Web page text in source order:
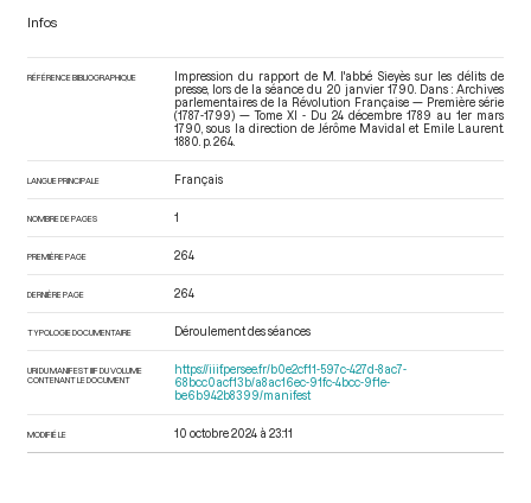
Infos
RÉFÉRENCE BIBLIOGRAPHIQUE
Impression du rapport de M. l'abbé Sieyès sur les délits de
presse, lors de la séance du 20 janvier 1790. Dans : Archives
parlementaires de la Révolution Française — Première série
(1787-1799) — Tome XI - Du 24 décembre 1789 au 1er mars
1790 , sous la direction de Jérôme Mavidal et Emile Laurent.
1880. p. 264.
LANGUE PRINCIPALE Français
NOMBRE DE PAGES 1
PREMIÈRE PAGE 264
DERNIÈRE PAGE 264
TYPOLOGIE DOCUMENTAIRE Déroulement des séances
URI DU MANIFEST IIIF DU VOLUME
CONTENANT LE DOCUMENT
https://iiif.persee.fr/b0e2cf11-597c-427d-8ac7-
68bcc0acf13b/a8ac16ec-91fc-4bcc-9f1e-
be6b942b8399/manifest
MODIFIÉ LE 10 octobre 2024 à 23:11